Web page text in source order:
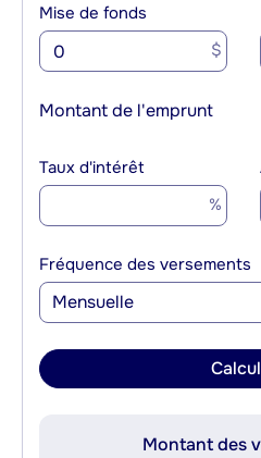
Mise de fonds
$
Montant de l'emprunt
Taux d'intérêt
%
Fréquence des versements
Mensuelle
Montant des